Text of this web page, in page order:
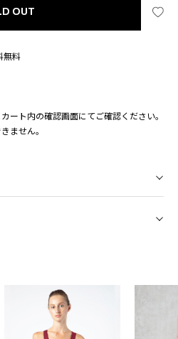
OUT
無料
ート内の確認画面にてご確認ください。
ません。